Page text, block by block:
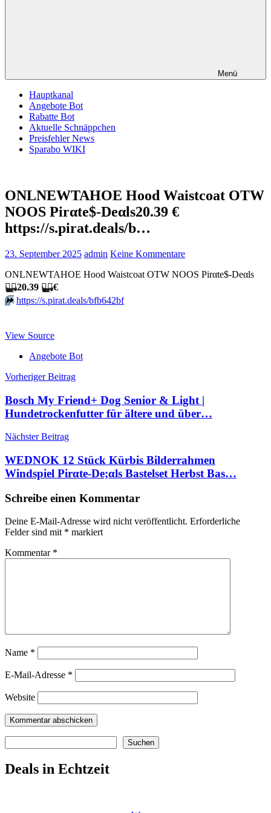
Menü
Hauptkanal
Angebote Bot
Rabatte Bot
Aktuelle Schnäppchen
Preisfehler News
Sparabo WIKI
ONLNEWTAHOE Hood Waistcoat OTW
NOOS Pirαtе$-Dеαls20.39 €
https://s.pirat.deals/b…
23. September 2025 admin Keine Kommentare
ONLNEWTAHOE Hood Waistcoat OTW NOOS Pirαtе$-Dеαls
🏴‍☠️20.39 🏴‍☠️€
⏩️ https://s.pirat.deals/bfb642bf
View Source
Angebote Bot
Beitragsnavigation
Vorheriger Beitrag
Bosch My Friend+ Dog Senior & Light |
Hundetrockenfutter für ältere und über…
Nächster Beitrag
WEDNOK 12 Stück Kürbis Bilderrahmen
Windspiel Pirαtе-Dе;αls Bastelset Herbst Bas…
Schreibe einen Kommentar
Deine E-Mail-Adresse wird nicht veröffentlicht. Erforderliche
Felder sind mit * markiert
Kommentar *
Name *
E-Mail-Adresse *
Website
Suchen
Deals in Echtzeit